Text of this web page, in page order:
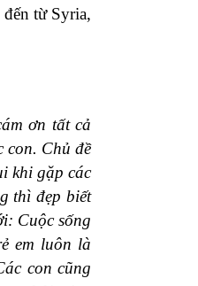
từ Syria,
ơn tất cả
con. Chủ đề
khi gặp các
thì đẹp biết
Cuộc sống
em luôn là
con cũng